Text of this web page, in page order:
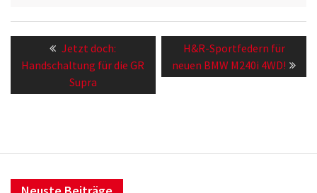
Previous
post:
Jetzt doch:
Handschaltung für die GR
Supra
Next
post:
H&R-Sportfedern für
neuen BMW M240i 4WD!